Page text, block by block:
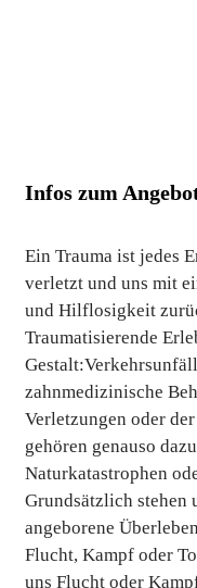
Infos zum
Ein Trauma ist jedes
verletzt und uns mit
und Hilflosigkeit
Traumatisierende
zahnmedizinische
Verletzungen oder
gehören genauso
Naturkatastrophen
Grundsätzlich stehen
angeborene
Flucht, Kampf oder
uns Flucht oder